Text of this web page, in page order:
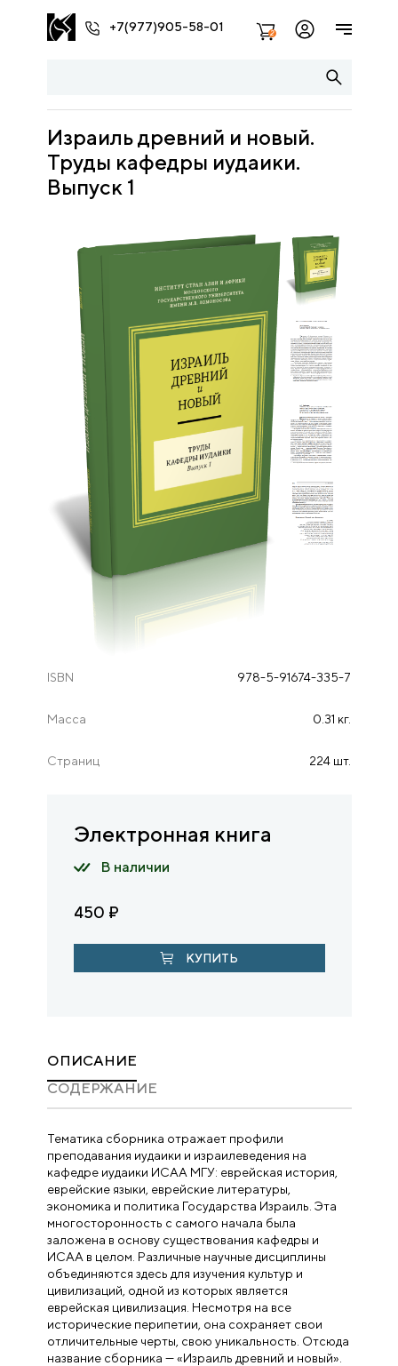
+7(977)905-58-01 2
Израиль древний и новый.
Труды кафедры иудаики.
Выпуск 1
ISBN 978-5-91674-335-7
Масса 0.31 кг.
Страниц 224 шт.
Электронная книга
В наличии
450 ₽
КУПИТЬ
ОПИСАНИЕ
CОДЕРЖАНИЕ
Тематика сборника отражает профили
преподавания иудаики и израилеведения на
кафедре иудаики ИСАА МГУ: еврейская история,
еврейские языки, еврейские литературы,
экономика и политика Государства Израиль. Эта
многосторонность с самого начала была
заложена в основу существования кафедры и
ИСАА в целом. Различные научные дисциплины
объединяются здесь для изучения культур и
цивилизаций, одной из которых является
еврейская цивилизация. Несмотря на все
исторические перипетии, она сохраняет свои
отличительные черты, свою уникальность. Отсюда
название сборника — «Израиль древний и новый».